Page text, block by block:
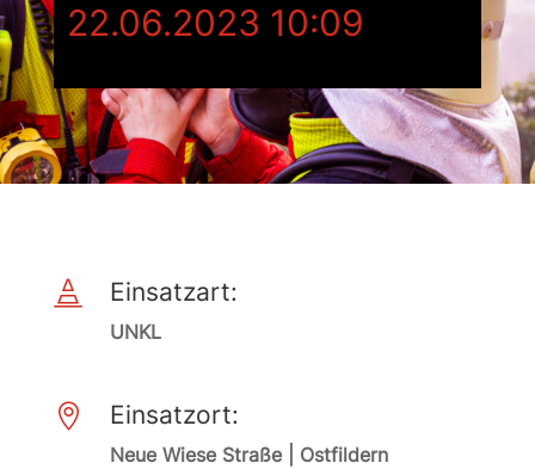
22.06.2023 10:09
 Einsatzart:
UNKL
 Einsatzort:
Neue Wiese Straße | Ostfildern